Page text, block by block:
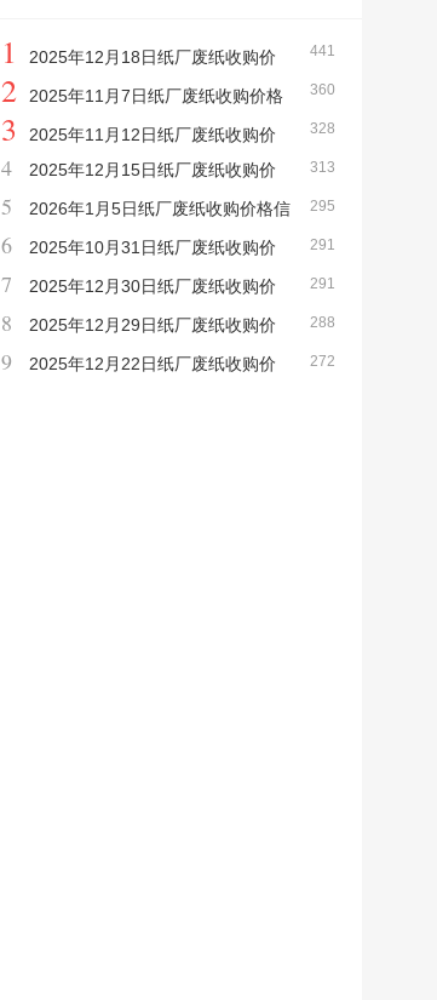
441
1
2025年12月18日纸厂废纸收购价
格信息
360
2
2025年11月7日纸厂废纸收购价格
信息
328
3
2025年11月12日纸厂废纸收购价
格信息
313
4
2025年12月15日纸厂废纸收购价
格信息
295
5
2026年1月5日纸厂废纸收购价格信
息
291
6
2025年10月31日纸厂废纸收购价
格信息
291
7
2025年12月30日纸厂废纸收购价
格信息
288
8
2025年12月29日纸厂废纸收购价
格信息
272
9
2025年12月22日纸厂废纸收购价